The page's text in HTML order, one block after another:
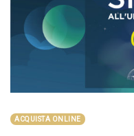
ACQUISTA ONLINE